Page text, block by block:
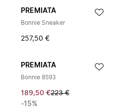
PREMIATA
Bonnie Sneaker
257,50 €
PREMIATA
Bonnie 8593
189,50 €223 €
-15%